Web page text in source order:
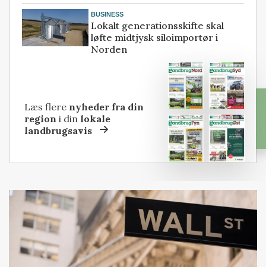
BUSINESS
Lokalt generationsskifte skal
løfte midtjysk siloimportør i
Norden
Læs flere nyheder fra din
region i dinlokale
landbrugsavis